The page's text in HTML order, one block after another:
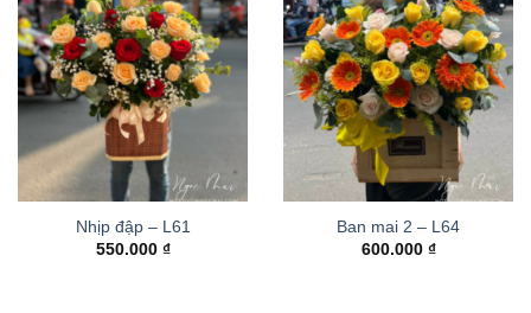
Nhịp đập – L61
550.000 ₫
Ban mai 2 – L64
600.000 ₫